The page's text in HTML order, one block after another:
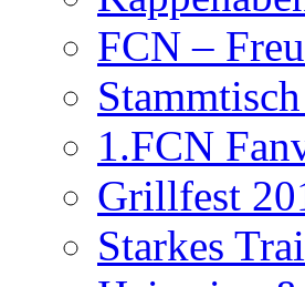
FCN –
1.FCN
Grillfest
Starkes